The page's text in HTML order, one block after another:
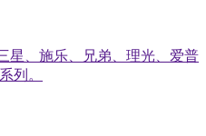
星、施乐、兄弟、理光、爱普
列。